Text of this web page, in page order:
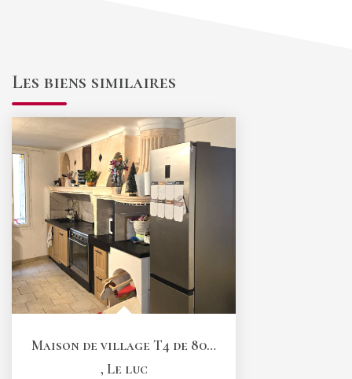
Les biens similaires
Maison de village T4 de 80,6 m2 avec garage et terrasse...
, Le luc